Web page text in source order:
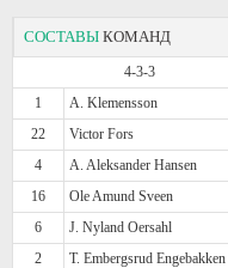
СОСТАВЫ КОМАНД
4-3-3
1
A. Klemensson
22
Victor Fors
4
A. Aleksander Hansen
16
Ole Amund Sveen
6
J. Nyland Oersahl
2
T. Embergsrud Engebakken